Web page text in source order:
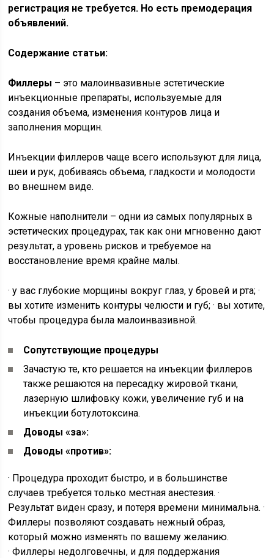
регистрация не требуется. Но есть премодерация
объявлений.
Содержание статьи:
Филлеры – это малоинвазивные эстетические
инъекционные препараты, используемые для
создания объема, изменения контуров лица и
заполнения морщин.
Инъекции филлеров чаще всего используют для лица,
шеи и рук, добиваясь объема, гладкости и молодости
во внешнем виде.
Кожные наполнители – одни из самых популярных в
эстетических процедурах, так как они мгновенно дают
результат, а уровень рисков и требуемое на
восстановление время крайне малы.
· у вас глубокие морщины вокруг глаз, у бровей и рта; ·
вы хотите изменить контуры челюсти и губ; · вы хотите,
чтобы процедура была малоинвазивной.
Сопутствующие процедуры
Зачастую те, кто решается на инъекции филлеров
также решаются на пересадку жировой ткани,
лазерную шлифовку кожи, увеличение губ и на
инъекции ботулотоксина.
Доводы «за»:
Доводы «против»:
· Процедура проходит быстро, и в большинстве
случаев требуется только местная анестезия. ·
Результат виден сразу, и потеря времени минимальна. ·
Филлеры позволяют создавать нежный образ,
который можно изменять по вашему желанию.
· Филлеры недолговечны, и для поддержания